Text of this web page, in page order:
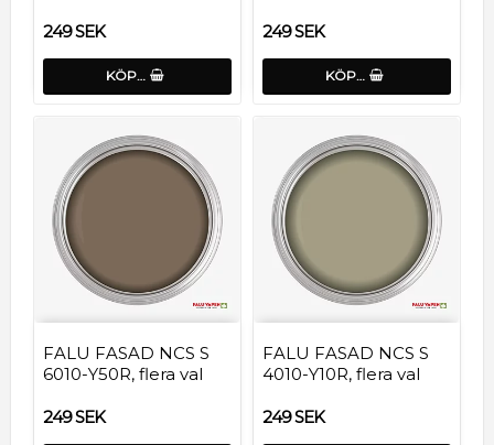
249 SEK
KÖP…
249 SEK
KÖP…
FALU FASAD NCS S
6010-Y50R, flera val
249 SEK
FALU FASAD NCS S
4010-Y10R, flera val
249 SEK